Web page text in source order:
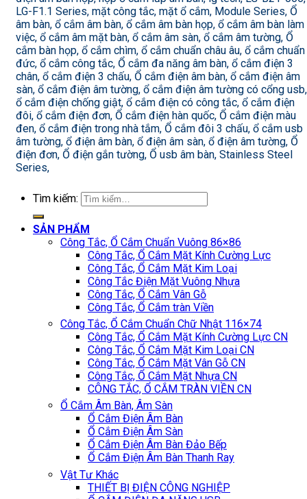
LG-F1.1 Series, mặt công tắc, mặt ổ cắm, Module Series, Ổ
âm bàn, ổ cắm âm bàn, ổ cắm âm bàn họp, ổ cắm âm bàn làm
việc, ổ cắm âm mặt bàn, ổ cắm âm sàn, ổ cắm âm tường, Ổ
cắm bàn họp, ổ cắm chìm, ổ cắm chuẩn châu âu, ổ cắm chuẩn
đức, ổ cắm công tắc, Ổ cắm đa năng âm bàn, ổ cắm điện 3
chân, ổ cắm điện 3 chấu, Ổ cắm điện âm bàn, ổ cắm điện âm
sàn, ổ cắm điện âm tường, ổ cắm điện âm tường có cổng usb,
ổ cắm điện chống giật, ổ cắm điện có công tắc, ổ cắm điện
đôi, ổ cắm điện đơn, Ổ cắm điện hàn quốc, Ổ cắm điện màu
đen, ổ cắm điện trong nhà tắm, Ổ cắm đôi 3 chấu, ổ cắm usb
âm tường, ổ điện âm bàn, ổ điện âm sàn, ổ điện âm tường, Ổ
điện đơn, Ổ điện gắn tường, Ổ usb âm bàn, Stainless Steel
Series,
Tìm kiếm:
SẢN PHẨM
Công Tắc, Ổ Cắm Chuẩn Vuông 86×86
Công Tắc, Ổ Cắm Mặt Kính Cường Lực
Công Tắc, Ổ Cắm Mặt Kim Loại
Công Tắc Điện Mặt Vuông Nhựa
Công Tắc, Ổ Cắm Vân Gỗ
Công Tắc, Ổ Cắm tràn Viền
Công Tắc, Ổ Cắm Chuẩn Chữ Nhật 116×74
Công Tắc, Ổ Cắm Mặt Kính Cường Lực CN
Công Tắc, Ổ Cắm Mặt Kim Loại CN
Công Tắc, Ổ Cắm Mặt Vân Gỗ CN
Công Tắc, Ổ Cắm Mặt Nhựa CN
CÔNG TẮC, Ổ CẮM TRÀN VIỀN CN
Ổ Cắm Âm Bàn, Âm Sàn
Ổ Cắm Điện Âm Bàn
Ổ Cắm Điện Âm Sàn
Ổ Cắm Điện Âm Bàn Đảo Bếp
Ổ Cắm Điện Âm Bàn Thanh Ray
Vật Tư Khác
THIẾT BỊ ĐIỆN CÔNG NGHIỆP